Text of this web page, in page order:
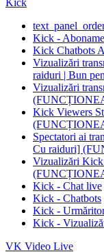
Kick
Kick -
Kick Chatbots
Vizualizări
raiduri | Bun
Vizualizări
Kick Viewers
Spectatori ai
Cu raiduri]
Vizualizări Kick
Kick - Chat live
Kick - Chatbots
Kick -
Kick -
VK Video Live